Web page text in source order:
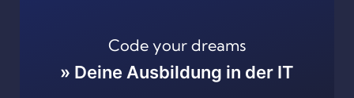
Code your dreams
» Deine Ausbildung in der IT